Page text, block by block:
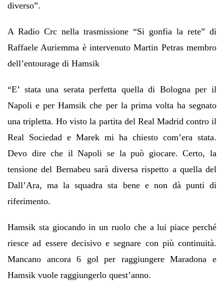
diverso”.
A Radio Crc nella trasmissione “Si gonfia la rete” di
Raffaele Auriemma è intervenuto Martin Petras membro
dell’entourage di Hamsik
“E’ stata una serata perfetta quella di Bologna per il
Napoli e per Hamsik che per la prima volta ha segnato
una tripletta. Ho visto la partita del Real Madrid contro il
Real Sociedad e Marek mi ha chiesto com’era stata.
Devo dire che il Napoli se la può giocare. Certo, la
tensione del Bernabeu sarà diversa rispetto a quella del
Dall’Ara, ma la squadra sta bene e non dà punti di
riferimento.
Hamsik sta giocando in un ruolo che a lui piace perché
riesce ad essere decisivo e segnare con più continuità.
Mancano ancora 6 gol per raggiungere Maradona e
Hamsik vuole raggiungerlo quest’anno.